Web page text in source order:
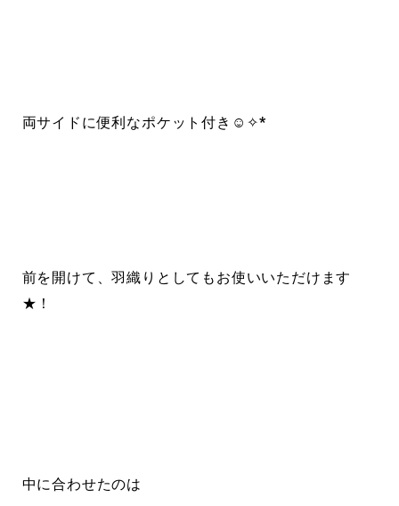
両サイドに便利なポケット付き☺︎✧*
前を開けて、羽織りとしてもお使いいただけます
★！
中に合わせたのは